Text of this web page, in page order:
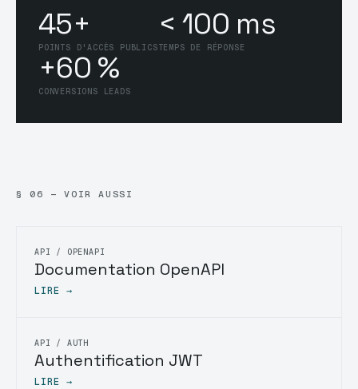
45+
POINTS D'ACCÈS PUBLICS
< 100 ms
TEMPS DE RÉPONSE
+60 %
CONVERSIONS LEADS
§ 06 — VOIR AUSSI
API / OPENAPI
Documentation OpenAPI
LIRE →
API / AUTH
Authentification JWT
LIRE →